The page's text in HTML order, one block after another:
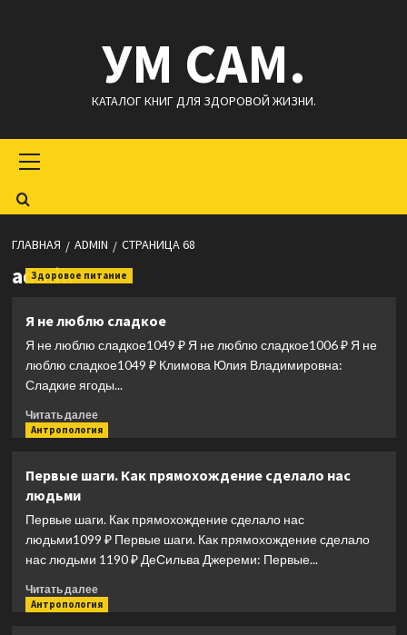
УМ САМ.
КАТАЛОГ КНИГ ДЛЯ ЗДОРОВОЙ ЖИЗНИ.
меню
ГЛАВНАЯ ADMIN СТРАНИЦА 68
admin
Здоровое питание
Я не люблю сладкое
Я не люблю сладкое1049 ₽ Я не люблю сладкое1006 ₽ Я не
люблю сладкое1049 ₽ Климова Юлия Владимировна:
Сладкие ягоды...
Читать далееПрочитать
больше
не
сладкое
Антропология
Первые шаги. Как прямохождение сделало нас
людьми
Первые шаги. Как прямохождение сделало нас
людьми1099 ₽ Первые шаги. Как прямохождение сделало
нас людьми 1190 ₽ ДеСильва Джереми: Первые...
Читать далееПрочитать
больше
Антропология